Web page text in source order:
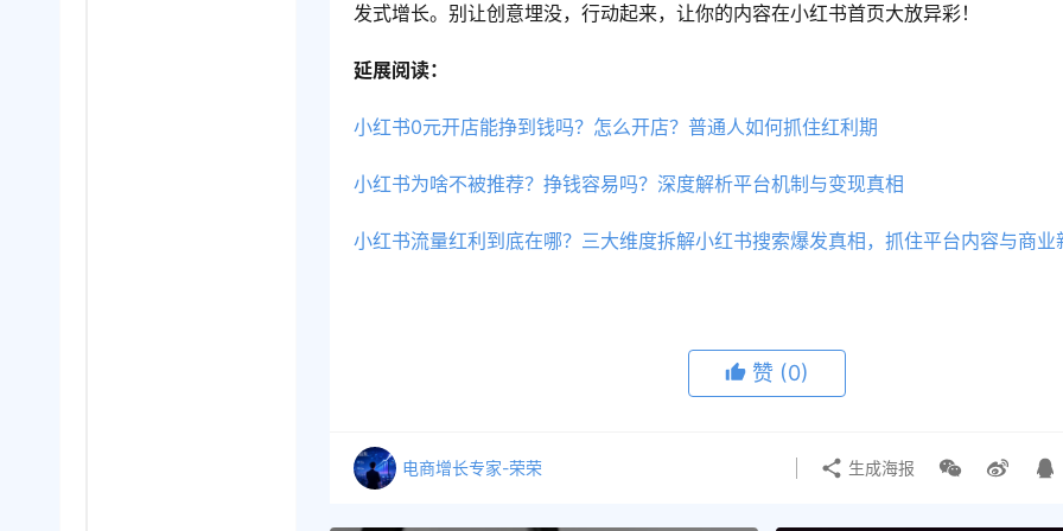
发式增长。别让创意埋没，行动起来，让你的内容在小红书首页大放异彩！
延展阅读：
小红书0元开店能挣到钱吗？怎么开店？普通人如何抓住红利期
小红书为啥不被推荐？挣钱容易吗？深度解析平台机制与变现真相
小红书流量红利到底在哪？三大维度拆解小红书搜索爆发真相，抓住平台内容与商业
赞 (0)
电商增长专家-荣荣 生成海报